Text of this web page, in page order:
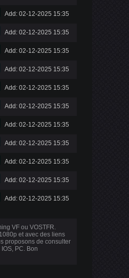
Add: 02-12-2025 15:35
Add: 02-12-2025 15:35
Add: 02-12-2025 15:35
Add: 02-12-2025 15:35
Add: 02-12-2025 15:35
Add: 02-12-2025 15:35
Add: 02-12-2025 15:35
Add: 02-12-2025 15:35
Add: 02-12-2025 15:35
Add: 02-12-2025 15:35
Add: 02-12-2025 15:35
VF ou VOSTFR.
et avec des liens
proposons de consulter
PC. Bon